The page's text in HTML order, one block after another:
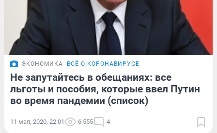
ЭКОНОМИКА ВСЁ О КОРОНАВИРУСЕ
Не запутайтесь в обещаниях: все
льготы и пособия, которые ввел Путин
во время пандемии (список)
11 мая, 2020, 22:01 6 555 4